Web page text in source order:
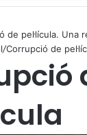
de pel·lícula. Una
/Corrupció de